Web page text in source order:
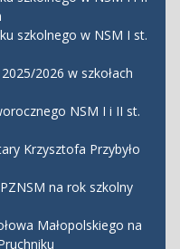
szkolnego w NSM I st.
2026 w szkołach
NSM I i II st.
Krzysztofa Przybyło
na rok szkolny
Małopolskiego na